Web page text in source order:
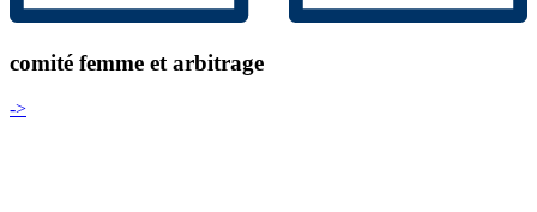
comité femme et arbitrage
->